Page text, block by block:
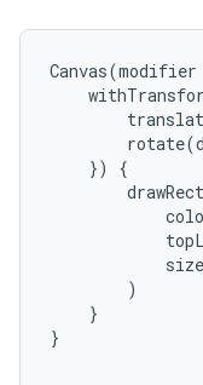
Canvas(modifier
rotate(
})
{
drawRect
size
)
}
}